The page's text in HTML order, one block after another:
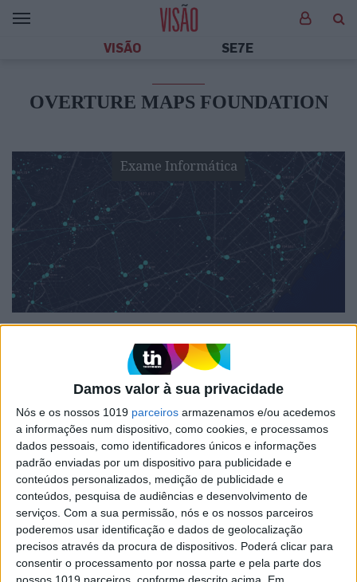
Damos valor à sua privacidade
Nós e os nossos 1019 parceiros armazenamos e/ou acedemos
a informações num dispositivo, como cookies, e processamos
dados pessoais, como identificadores únicos e informações
padrão enviadas por um dispositivo para publicidade e
conteúdos personalizados, medição de publicidade e
conteúdos, pesquisa de audiências e desenvolvimento de
serviços. Com a sua permissão, nós e os nossos parceiros
poderemos usar identificação e dados de geolocalização
precisos através da procura de dispositivos. Poderá clicar para
consentir o processamento por nossa parte e pela parte dos
VISÃO SE7E
OVERTURE MAPS FOUNDATION
Exame Informática
EXAME INFORMÁTICA
Meta, Microsoft e Amazon juntam-
se à TomTom para criar mapas
rivais dos Google e Apple Maps
O grupo Overture Maps Foundation, formado no
ano passado, junta pesos pesados como Meta,
Microsoft e Amazon à TomTom e lança agora o
primeiro conjunto de mapas para rivalizar com
as ofertas da Google e da Apple